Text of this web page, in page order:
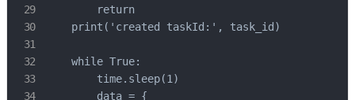
        return
    print('created taskId:', task_id)
    while True:
        time.sleep(1)
        data = {